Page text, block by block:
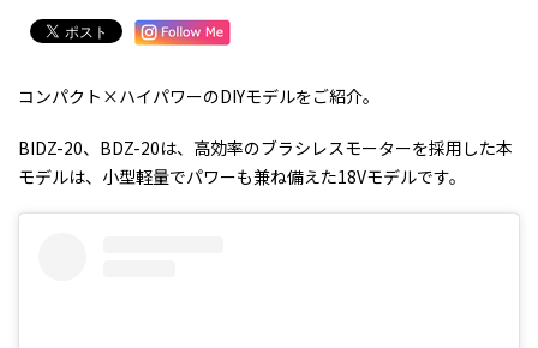
コンパクト×ハイパワーのDIYモデルをご紹介。
BIDZ-20、BDZ-20は、高効率のブラシレスモーターを採用した本
モデルは、小型軽量でパワーも兼ね備えた18Vモデルです。